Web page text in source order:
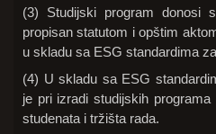
(3) Studijski program donosi
propisan statutom i opštim
u skladu sa ESG standardima
(4) U skladu sa ESG
je pri izradi studijskih
studenata i tržišta rada.